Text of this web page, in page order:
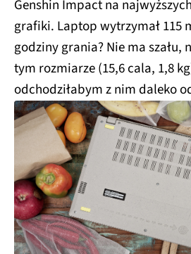
Genshin Impact na
grafiki. Laptop wytrzymał 115
godziny grania? Nie ma szału,
tym rozmiarze (15,6 cala, 1,8
odchodziłabym z nim daleko